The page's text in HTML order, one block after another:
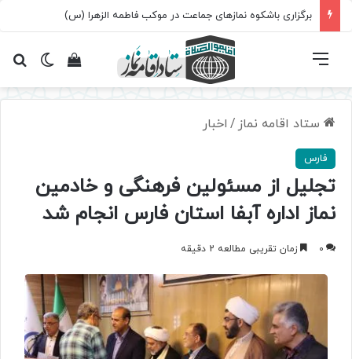
برگزاری باشکوه نمازهای جماعت در موکب فاطمه الزهرا (س)
تغییرمشاهده فهرست
ستاد اقامه نماز / اخبار
فارس
تجلیل از مسئولین فرهنگی و خادمین
نماز اداره آبفا استان فارس انجام شد
0 زمان تقریبی مطالعه 2 دقیقه